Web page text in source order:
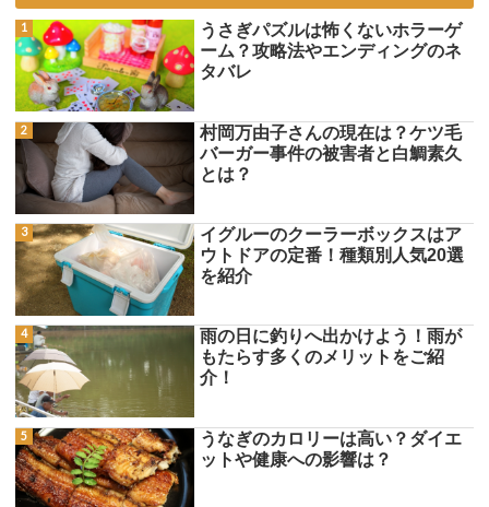
うさぎパズルは怖くないホラーゲ
ーム？攻略法やエンディングのネ
タバレ
村岡万由子さんの現在は？ケツ毛
バーガー事件の被害者と白鯛素久
とは？
イグルーのクーラーボックスはア
ウトドアの定番！種類別人気20選
を紹介
雨の日に釣りへ出かけよう！雨が
もたらす多くのメリットをご紹
介！
うなぎのカロリーは高い？ダイエ
ットや健康への影響は？